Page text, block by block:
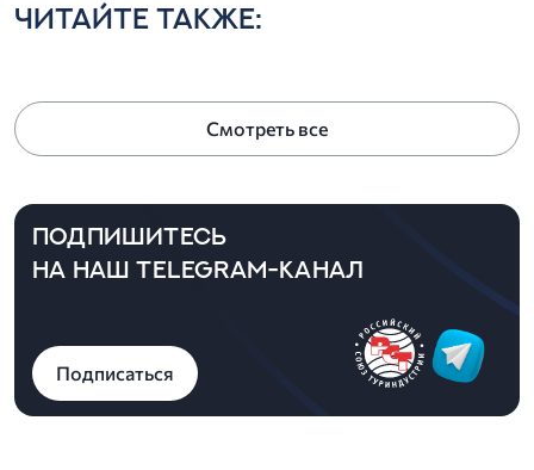
ЧИТАЙТЕ ТАКЖЕ:
Смотреть все
ПОДПИШИТЕСЬ
НА НАШ TELEGRAM-КАНАЛ
Подписаться